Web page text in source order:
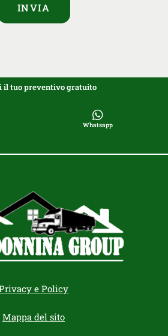
INVIA
il tuo preventivo gratuito
Whatsapp
e Policy
Mappa del sito